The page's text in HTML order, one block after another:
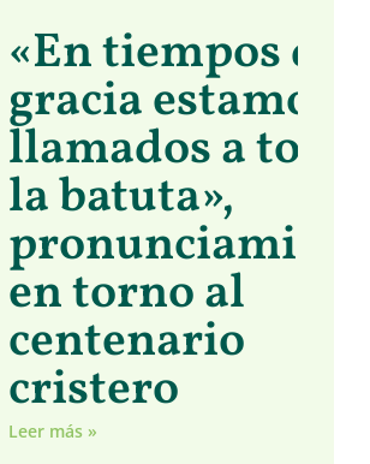
«En tiempos de
gracia estamos
llamados a
la batuta»,
en torno al
centenario
cristero
Leer más »